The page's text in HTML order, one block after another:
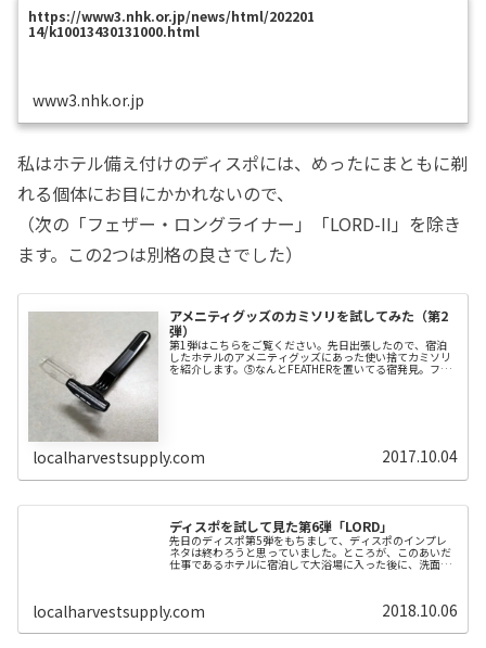
https://www3.nhk.or.jp/news/html/202201
14/k10013430131000.html
www3.nhk.or.jp
私はホテル備え付けのディスポには、めったにまともに剃
れる個体にお目にかかれないので、
（次の「フェザー・ロングライナー」「LORD-II」を除き
ます。この2つは別格の良さでした）
アメニティグッズのカミソリを試してみた（第2
弾）
第1弾はこちらをご覧ください。先日出張したので、宿泊
したホテルのアメニティグッズにあった使い捨てカミソリ
を紹介します。⑤なんとFEATHERを置いてる宿発見。フェ
使...
localharvestsupply.com 2017.10.04
ディスポを試して見た第6弾「LORD」
先日のディスポ第5弾をもちまして、ディスポのインプレ
ネタは終わろうと思っていました。ところが、このあいだ
仕事であるホテルに宿泊して大浴場に入った後に、洗面台
作っているとは知りませんでした…大浴場で自前のF2ネオ
ず、1個だけ持ち帰らせていただくことにしました（支配人
localharvestsupply.com 2018.10.06